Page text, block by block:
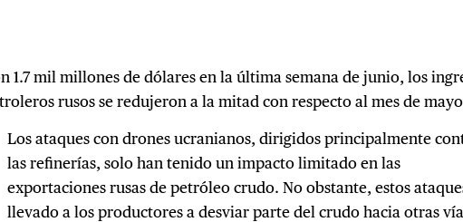
1.7 mil millones de dólares en la última semana de junio, los
rusos se redujeron a la mitad con respecto al mes de
Los ataques con drones ucranianos, dirigidos principalmente
las refinerías, solo han tenido un impacto limitado en las
exportaciones rusas de petróleo crudo. No obstante, estos
llevado a los productores a desviar parte del crudo hacia otras